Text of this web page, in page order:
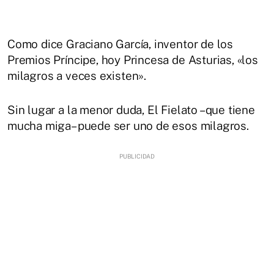
Como dice Graciano García, inventor de los
Premios Príncipe, hoy Princesa de Asturias, «los
milagros a veces existen».
Sin lugar a la menor duda, El Fielato –que tiene
mucha miga– puede ser uno de esos milagros.